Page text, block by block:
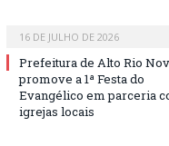
16 DE JULHO DE 2026
Prefeitura de Alto Rio
promove a 1ª Festa do
Evangélico em parceria
igrejas locais